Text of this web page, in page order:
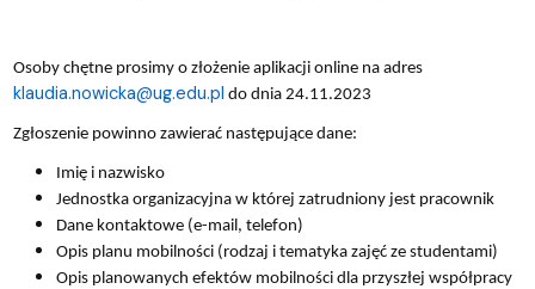
Osoby chętne prosimy o złożenie aplikacji online na adres
klaudia.nowicka@ug.edu.pl do dnia 24.11.2023
Zgłoszenie powinno zawierać następujące dane:
Imię i nazwisko
Jednostka organizacyjna w której zatrudniony jest pracownik
Dane kontaktowe (e-mail, telefon)
Opis planu mobilności (rodzaj i tematyka zajęć ze studentami)
Opis planowanych efektów mobilności dla przyszłej współpracy